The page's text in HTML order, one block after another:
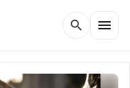
search menu